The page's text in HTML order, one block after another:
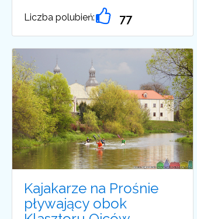
Liczba polubień: 77
Kajakarze na Prośnie
pływający obok